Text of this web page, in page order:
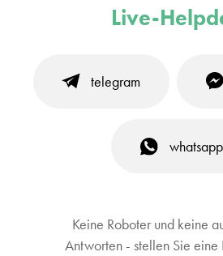
Live-
telegram
whatsapp
Keine Roboter und keine
Antworten - stellen Sie eine